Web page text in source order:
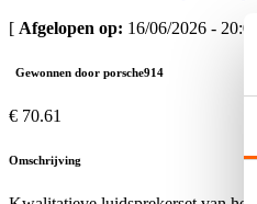
[ Afgelopen op: 16/06/2026 - 20:09
Gewonnen door porsche914
€ 70.61
Omschrijving